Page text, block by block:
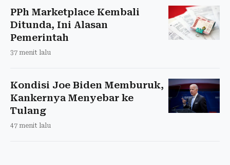
PPh Marketplace Kembali
Ditunda, Ini Alasan
Pemerintah
37 menit lalu
Kondisi Joe Biden Memburuk,
Kankernya Menyebar ke
Tulang
47 menit lalu